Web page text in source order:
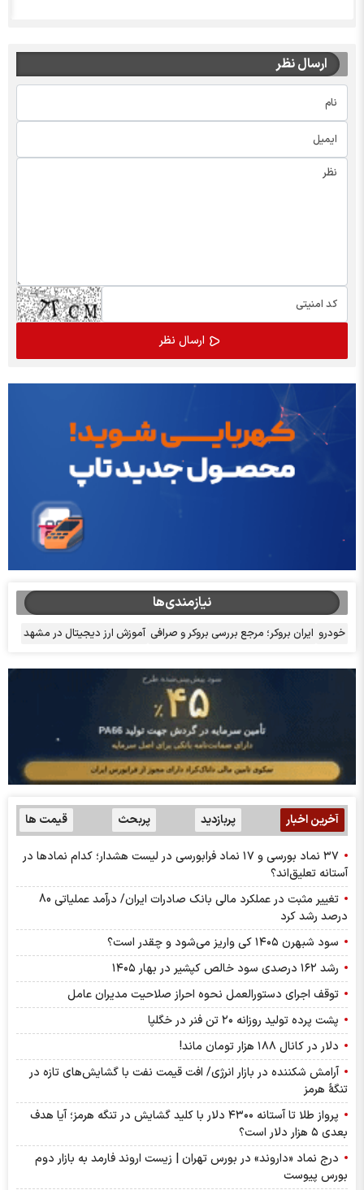
ارسال نظر
نیازمندی‌ها
خودرو ایران بروکر؛ مرجع بررسی بروکر و صرافی آموزش ارز دیجیتال در مشهد
آخرین اخبار پربازدید پربحث قیمت ها
۳۷ نماد بورسی و ۱۷ نماد فرابورسی در لیست هشدار؛ کدام نماد‌ها در
آستانه تعلیق‌اند؟
تغییر مثبت در عملکرد مالی بانک صادرات ایران/ درآمد عملیاتی 80
درصد رشد کرد
سود شبهرن ۱۴۰۵ کی واریز می‌شود و چقدر است؟
رشد ۱۶۲ درصدی سود خالص کپشیر در بهار ۱۴۰۵
توقف اجرای دستورالعمل نحوه احراز صلاحیت مدیران عامل
پشت پرده تولید روزانه ۲۰ تن فنر در خگلپا
دلار در کانال ۱۸۸ هزار تومان ماند!
آرامش شکننده در بازار انرژی/ افت قیمت نفت با گشایش‌های تازه در
تنگۀ هرمز
پرواز طلا تا آستانه ۴۳۰۰ دلار با کلید گشایش در تنگه هرمز؛ آیا هدف
بعدی ۵ هزار دلار است؟
درج نماد «داروند» در بورس تهران | زیست اروند فارمد به بازار دوم
بورس پیوست